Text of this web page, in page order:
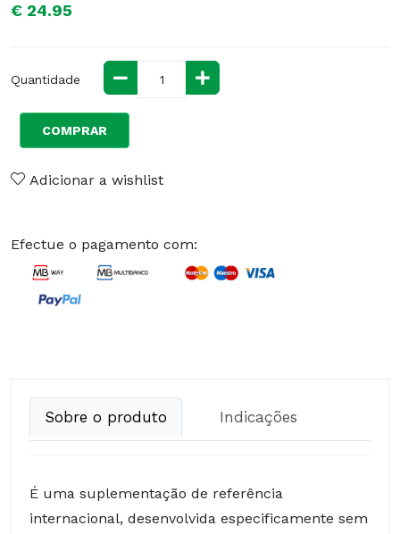
€ 24.95
Quantidade
COMPRAR
Adicionar a wishlist
Efectue o pagamento com:
Sobre o produto Indicações
É uma suplementação de referência
internacional, desenvolvida especificamente sem